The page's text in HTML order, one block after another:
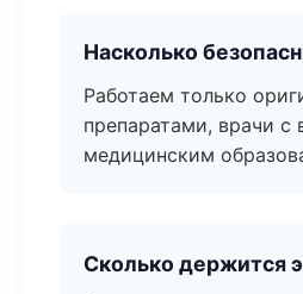
Насколько
Работаем только
препаратами, врачи
медицинским
Сколько держится